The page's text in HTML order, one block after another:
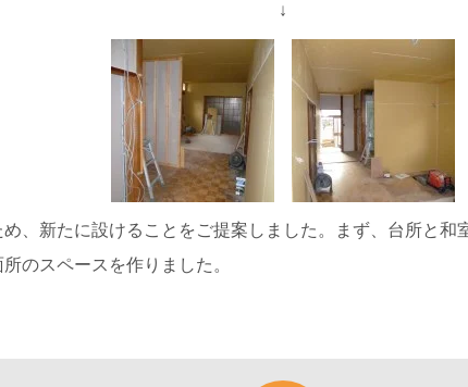
↓
、新たに設けることをご提案しました。まず、台所と和
のスペースを作りました。